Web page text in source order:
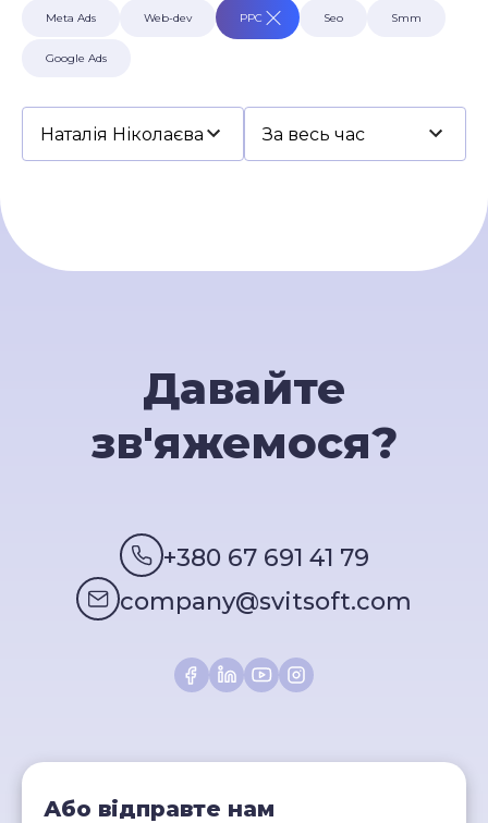
©2026 Svitsoft Digital Transformation
Карʼєра
Політика приватності
Meta Ads Web-dev PPC Seo Smm
Google Ads
Давайте
зв'яжемося?
+380 67 691 41 79
company@svitsoft.com
Або відправте нам